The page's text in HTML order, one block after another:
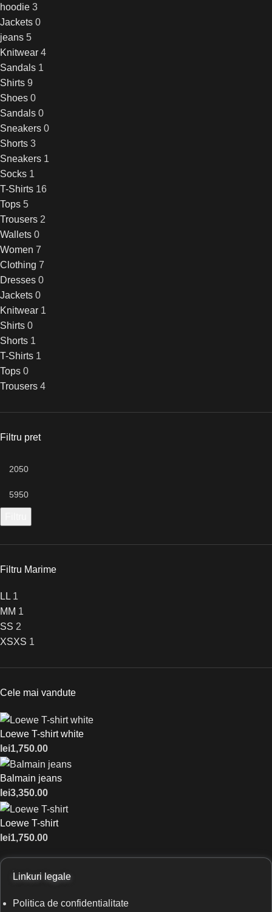
hoodie 3
Jackets 0
jeans 5
Knitwear 4
Sandals 1
Shirts 9
Shoes 0
Sandals 0
Sneakers 0
Shorts 3
Sneakers 1
Socks 1
T-Shirts 16
Tops 5
Trousers 2
Wallets 0
Women 7
Clothing 7
Dresses 0
Jackets 0
Knitwear 1
Shirts 0
Shorts 1
T-Shirts 1
Tops 0
Trousers 4
Filtru pret
Filtru Marime
L L 1
M M 1
SS 2
XSXS 1
Cele mai vandute
Loewe T-shirt white
lei1,750.00
Balmain jeans
lei3,350.00
Loewe T-shirt
lei1,750.00
Linkuri legale
Politica de confidentialitate